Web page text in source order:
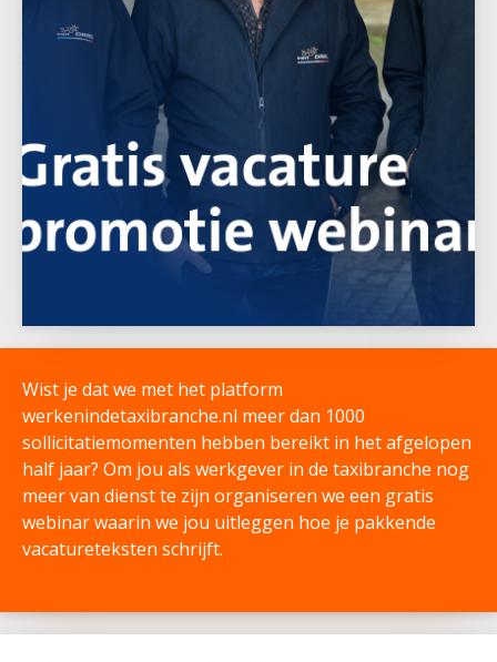
Wist je dat we met het platform
werkenindetaxibranche.nl meer dan 1000
sollicitatiemomenten hebben bereikt in het afgelopen
half jaar? Om jou als werkgever in de taxibranche nog
meer van dienst te zijn organiseren we een gratis
webinar waarin we jou uitleggen hoe je pakkende
vacatureteksten schrijft.